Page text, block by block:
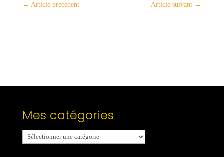
← Article précédent Article suivant →
Mes catégories
Mes
catégories